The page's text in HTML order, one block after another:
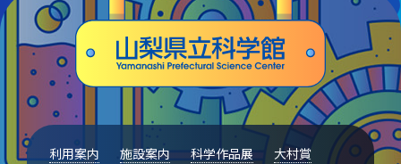
利用案内 施設案内 科学作品展
大村賞